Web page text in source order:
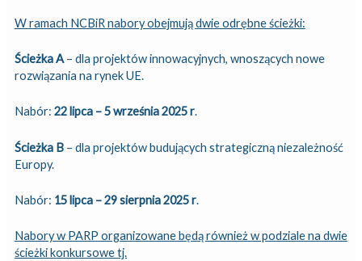
W ramach NCBiR nabory obejmują dwie odrębne ścieżki:
Ścieżka A– dla projektów innowacyjnych, wnoszących nowe
rozwiązania na rynek UE.
Nabór: 22 lipca – 5 września 2025 r.
Ścieżka B– dla projektów budujących strategiczną niezależność
Europy.
Nabór: 15 lipca – 29 sierpnia 2025 r.
Nabory w PARP organizowane będą również w podziale na dwie
ścieżki konkursowe tj.